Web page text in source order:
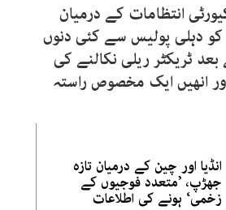
انتظامات کے درمیان
دہلی پولیس سے کئی دنوں
ٹریکٹر ریلی نکالنے کی
انھیں ایک مخصوص راستہ
انڈیا اور چین کے درمیان تازہ
جھڑپ، ’متعدد فوجیوں کے
زخمی‘ ہونے کی اطلاعات